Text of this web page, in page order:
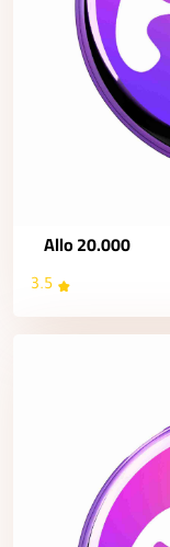
Allo 20.000
3.5